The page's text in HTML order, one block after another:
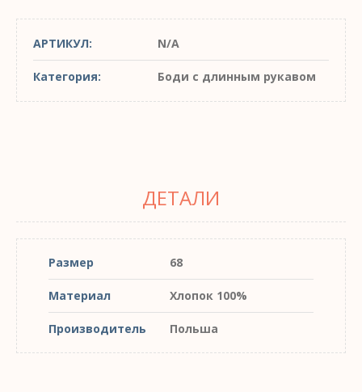
АРТИКУЛ: N/A
Категория: Боди с длинным рукавом
ДЕТАЛИ
Размер 68
Материал Хлопок 100%
Производитель Польша